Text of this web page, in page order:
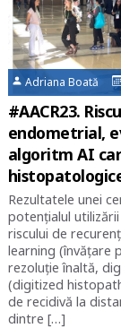
Adriana Boată
#AACR23.
endometrial,
algoritm AI
Rezultatele unei
potențialul
riscului de
learning (învățare
rezoluție înaltă,
(digitized
de recidivă la
dintre […]